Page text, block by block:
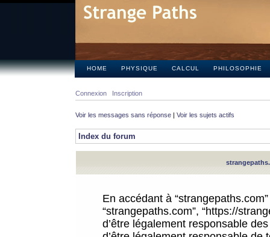
HOME PHYSIQUE CALCUL PHILOSOPHIE
Connexion Inscription
Voir les messages sans réponse | Voir les sujets actifs
Index du forum
En accédant à
“strangepaths.com”, “https://
d’être légalement responsable